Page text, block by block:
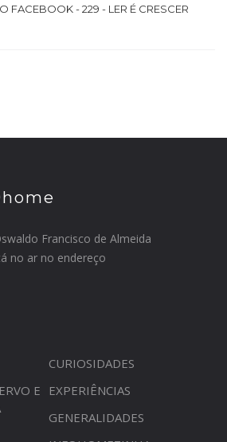
FACEBOOK - 229 - LER É CRESCER
Francisco de Almeida
no ar no endereço
CURIOSIDADES
E
EXPERIÊNCIAS
GENERALIDADES